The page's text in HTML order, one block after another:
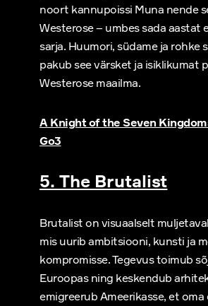
noort kannupoissi Muna nende
Westerose – umbes sada aastat
sarja. Huumori, südame ja rohke
pakub see värsket ja isiklikumat
Westerose maailma.
A Knight of the Seven
Go3
5. The Brutalist
Brutalist on visuaalselt
mis uurib ambitsiooni, kunsti ja
kompromisse. Tegevus toimub
Euroopas ning keskendub
emigreerub Ameerikasse, et oma